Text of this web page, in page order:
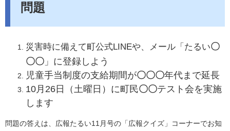
問題
​災害時に備えて町公式LINEや、メール「たるい〇
〇〇 」に登録しよう
児童手当制度の支給期間が〇〇〇年代まで延長
10月26日（土曜日）に町民〇〇テスト会を実施
します
問題の答えは、広報たるい11月号の「広報クイズ」コーナーでお知